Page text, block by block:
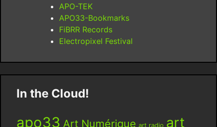
APO-TEK
APO33-Bookmarks
FiBRR Records
Electropixel Festival
In the Cloud!
apo33 Art Numérique art radio art